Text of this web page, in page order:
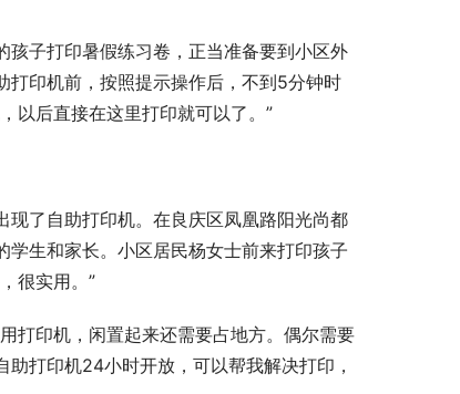
子打印暑假练习卷，正当准备要到小区外
打印机前，按照提示操作后，不到5分钟时
以后直接在这里打印就可以了。”
了自助打印机。在良庆区凤凰路阳光尚都
生和家长。小区居民杨女士前来打印孩子
很实用。”
打印机，闲置起来还需要占地方。偶尔需要
打印机24小时开放，可以帮我解决打印，